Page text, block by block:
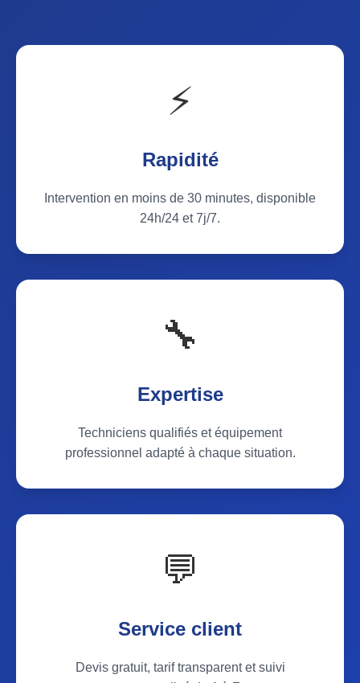
⚡
Rapidité
Intervention en moins de 30 minutes, disponible
24h/24 et 7j/7.
🔧
Expertise
Techniciens qualifiés et équipement
professionnel adapté à chaque situation.
💬
Service client
Devis gratuit, tarif transparent et suivi